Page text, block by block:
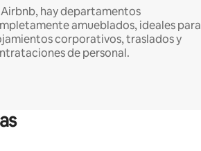
Airbnb, hay departamentos
amueblados, ideales para
corporativos, traslados y
de personal.